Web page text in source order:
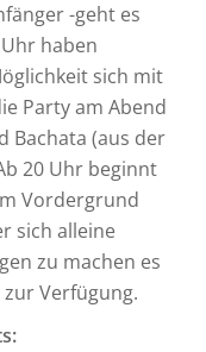
-geht es
haben
sich mit
Party am Abend
Bachata (aus der
20 Uhr beginnt
Vordergrund
sich alleine
zu machen es
zur Verfügung.